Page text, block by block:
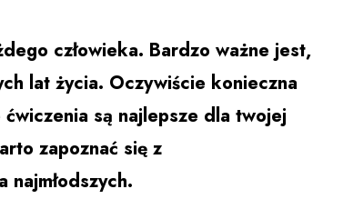
człowieka. Bardzo ważne jest,
lat życia. Oczywiście konieczna
są najlepsze dla twojej
zapoznać się z